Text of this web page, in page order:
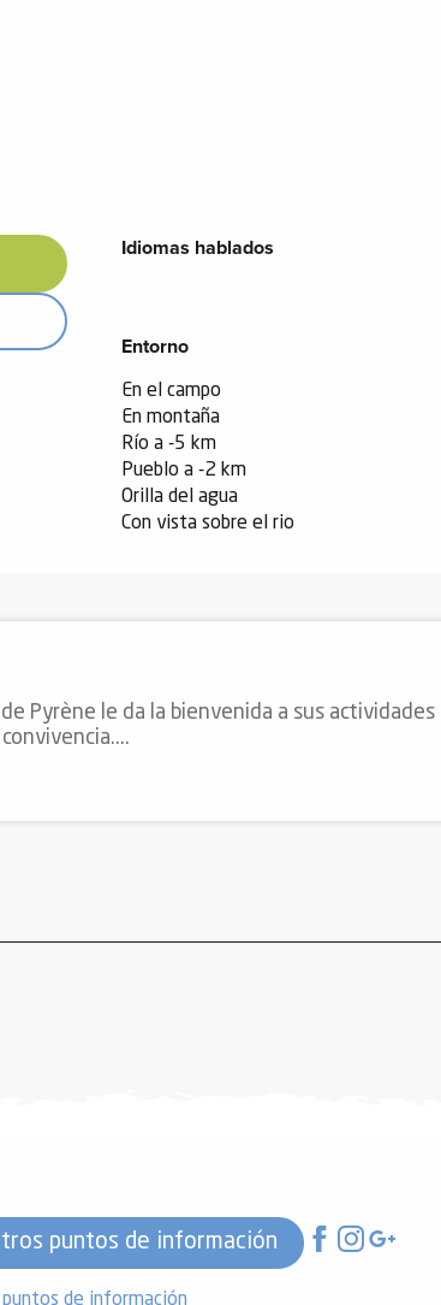
Idiomas hablados
Idiomas hablados
Entorno
Entorno
En el campo
En montaña
Río a -5 km
Pueblo a -2 km
Orilla del agua
Con vista sobre el rio
Pyrène le da la bienvenida a sus
puntos de información
de información